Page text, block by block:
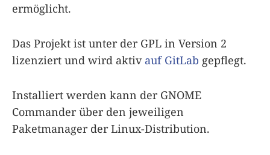
ermöglicht.
Das Projekt ist unter der GPL in Version 2
lizenziert und wird aktiv auf GitLab gepflegt.
Installiert werden kann der GNOME
Commander über den jeweiligen
Paketmanager der Linux-Distribution.